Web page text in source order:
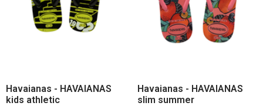
Havaianas - HAVAIANAS
kids athletic
Havaianas - HAVAIANAS
slim summer